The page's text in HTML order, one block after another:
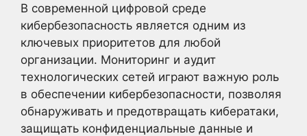
В современной цифровой среде
кибербезопасность является одним из
ключевых приоритетов для любой
организации. Мониторинг и аудит
технологических сетей играют важную роль
в обеспечении кибербезопасности, позволяя
обнаруживать и предотвращать кибератаки,
защищать конфиденциальные данные и